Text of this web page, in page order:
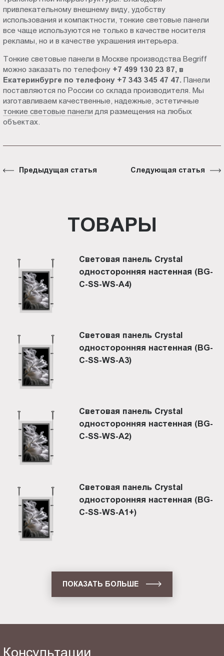
привлекательному внешнему виду, удобству
использования и компактности, тонкие световые панели
все чаще используются не только в качестве носителя
рекламы, но и в качестве украшения интерьера.
Тонкие световые панели в Москве производства Begriff
можно заказать по телефону +7 499 130 23 87, в
Екатеринбурге по телефону +7 343 345 47 47.Панели
поставляются по России со склада производителя. Мы
изготавливаем качественные, надежные, эстетичные
тонкие световые панели для размещения на любых
объектах.
Предыдущая статья Следующая статья
ТОВАРЫ
Световая панель Crystal
односторонняя настенная (BG-
C-SS-WS-A4)
Световая панель Crystal
односторонняя настенная (BG-
C-SS-WS-A3)
Световая панель Crystal
односторонняя настенная (BG-
C-SS-WS-A2)
Световая панель Crystal
односторонняя настенная (BG-
C-SS-WS-A1+)
ПОКАЗАТЬ БОЛЬШЕ
Консультации